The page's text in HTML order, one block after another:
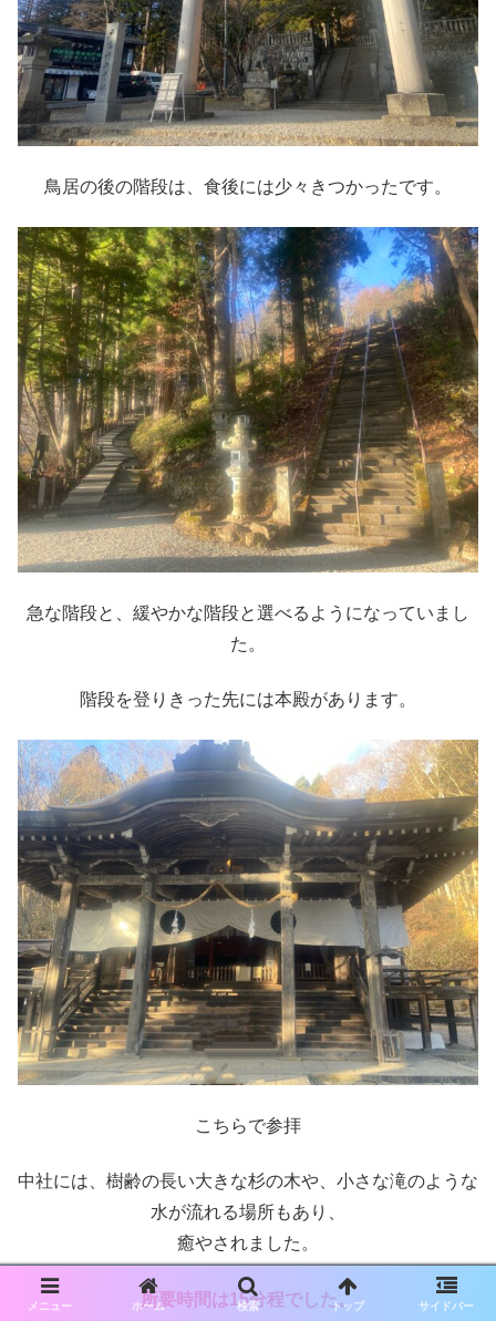
鳥居の後の階段は、食後には少々きつかったです。
急な階段と、緩やかな階段と選べるようになっていまし
た。
階段を登りきった先には本殿があります。
こちらで参拝
中社には、樹齢の長い大きな杉の木や、小さな滝のような
水が流れる場所もあり、
癒やされました。
所要時間は15分程でした。
メニュー ホーム 検索 トップ サイドバー